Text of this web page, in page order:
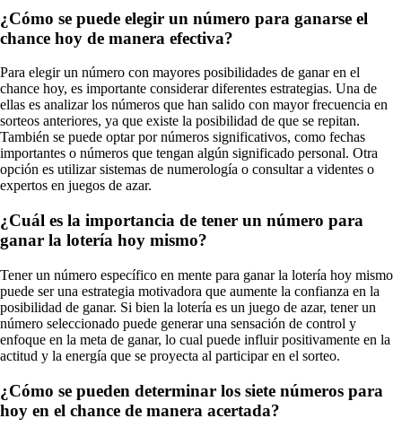
¿Cómo se puede elegir un número para ganarse el
chance hoy de manera efectiva?
Para elegir un número con mayores posibilidades de ganar en el
chance hoy, es importante considerar diferentes estrategias. Una de
ellas es analizar los números que han salido con mayor frecuencia en
sorteos anteriores, ya que existe la posibilidad de que se repitan.
También se puede optar por números significativos, como fechas
importantes o números que tengan algún significado personal. Otra
opción es utilizar sistemas de numerología o consultar a videntes o
expertos en juegos de azar.
¿Cuál es la importancia de tener un número para
ganar la lotería hoy mismo?
Tener un número específico en mente para ganar la lotería hoy mismo
puede ser una estrategia motivadora que aumente la confianza en la
posibilidad de ganar. Si bien la lotería es un juego de azar, tener un
número seleccionado puede generar una sensación de control y
enfoque en la meta de ganar, lo cual puede influir positivamente en la
actitud y la energía que se proyecta al participar en el sorteo.
¿Cómo se pueden determinar los siete números para
hoy en el chance de manera acertada?